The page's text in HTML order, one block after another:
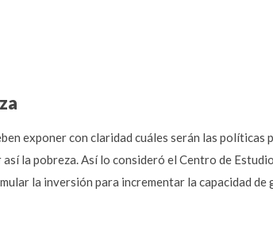
exponer con claridad cuáles serán las políticas
la pobreza. Así lo consideró el Centro de
la inversión para incrementar la capacidad de